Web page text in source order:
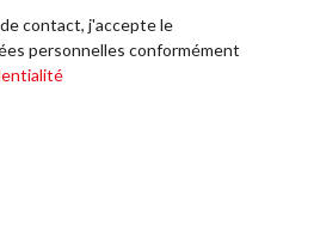
contact, j'accepte le
personnelles conformément